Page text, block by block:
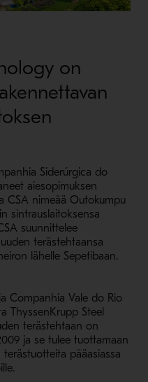
on
Siderúrgica do
aiesopimuksen
CSA nimeää Outokumpu
sintrauslaitoksensa
suunnittelee
terästehtaansa
lähelle Sepetibaan.
Companhia Vale do Rio
ThyssenKrupp Steel
terästehtaan on
ja se tulee tuottamaan
pääasiassa